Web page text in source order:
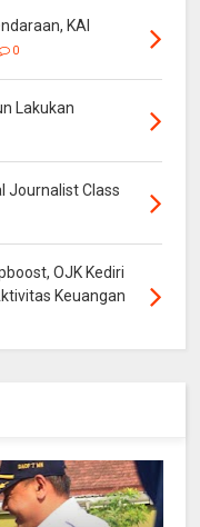
KAI
0
Lakukan
Journalist Class
OJK Kediri
Keuangan